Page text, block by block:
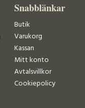
Snabblänkar
Butik
Varukorg
Kassan
Mitt konto
Avtalsvillkor
Cookiepolicy